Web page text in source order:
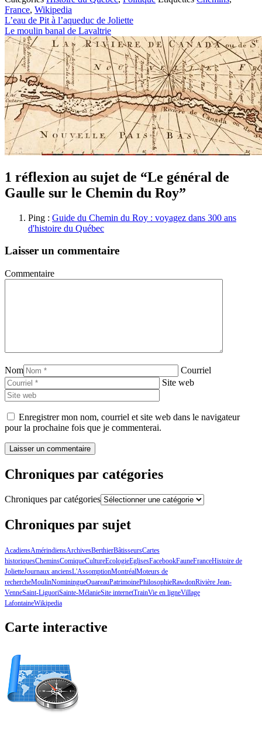
France, Wikipedia
L’eau de Pit à l’aqueduc de Joliette
Le moulin banal de Lavaltrie
1 réflexion au sujet de “Le général de
Gaulle sur le Chemin du Roy”
Ping : Guide du Chemin du Roy : voyagez dans 300 ans
d'histoire du Québec
Laisser un commentaire
Commentaire
Nom
Courriel
Site web
Enregistrer mon nom, courriel et site web dans le navigateur
pour la prochaine fois que je commenterai.
Chroniques par catégories
Chroniques par catégories
Chroniques par sujet
AcadiensAmérindiensArchivesBerthierBâtisseursCartes
historiquesCheminsComiqueCultureEcologieEglisesFacebookFauneFranceHistoire de
JolietteJournaux anciensL'AssomptionMontréalMoteurs de
rechercheMoulinNominingueOuareauPatrimoinePhilosophieRawdonRivière Jean-
VenneSaint-LiguoriSainte-MélanieSite internetTrainVie en ligneVillage
LafontaineWikipedia
Carte interactive